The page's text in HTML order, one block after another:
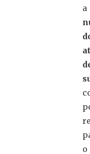
a
o